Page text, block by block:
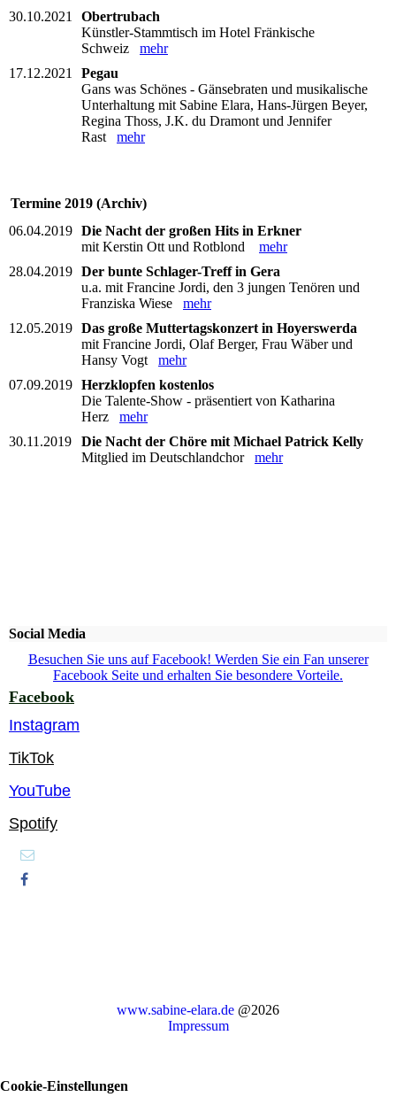
30.10.2021
Obertrubach
Künstler-Stammtisch im Hotel Fränkische
Schweiz mehr
17.12.2021
Pegau
Gans was Schönes - Gänsebraten und musikalische
Unterhaltung mit Sabine Elara, Hans-Jürgen Beyer,
Regina Thoss, J.K. du Dramont und Jennifer
Rast mehr
Termine 2019 (Archiv)
06.04.2019 Die Nacht der großen Hits in Erkner
mit Kerstin Ott und Rotblond mehr
28.04.2019 Der bunte Schlager-Treff in Gera
u.a. mit Francine Jordi, den 3 jungen Tenören und
Franziska Wiese mehr
12.05.2019 Das große Muttertagskonzert in Hoyerswerda
mit Francine Jordi, Olaf Berger, Frau Wäber und
Hansy Vogt mehr
07.09.2019 Herzklopfen kostenlos
Die Talente-Show - präsentiert von Katharina
Herz mehr
30.11.2019
Die Nacht der Chöre mit Michael Patrick Kelly
Mitglied im Deutschlandchor mehr
Social Media
Besuchen Sie uns auf Facebook! Werden Sie ein Fan unserer
Facebook Seite und erhalten Sie besondere Vorteile.
Facebook
Instagram
TikTok
YouTube
Spotify
www.sabine-elara.de @2026
Impressum
Cookie-Einstellungen